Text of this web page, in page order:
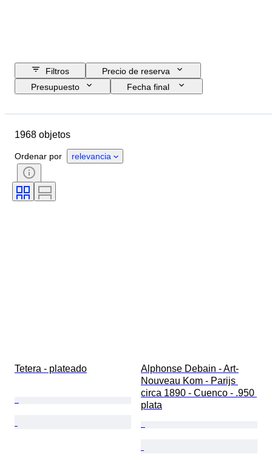
Filtros
Precio de reserva
Presupuesto
Fecha final
País de origen
Estado
Certificado
Tema
Firma
Movimiento del reloj
1968 objetos
Ordenar por relevancia
Tetera - plateado
Alphonse Debain - Art-
Nouveau Kom - Parijs
circa 1890 - Cuenco - .950
plata